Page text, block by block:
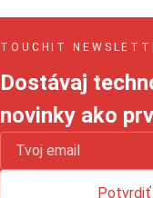
TOUCHIT
Dostávaj
novinky ako
Potvrdiť